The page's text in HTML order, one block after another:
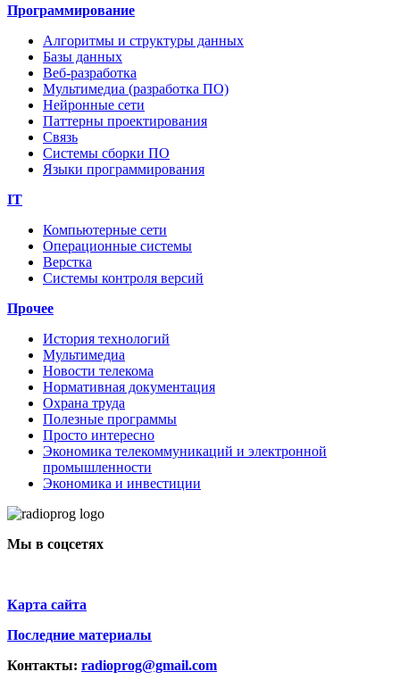
Программирование
Алгоритмы и структуры данных
Базы данных
Веб-разработка
Мультимедиа (разработка ПО)
Нейронные сети
Паттерны проектирования
Связь
Системы сборки ПО
Языки программирования
IT
Компьютерные сети
Операционные системы
Верстка
Системы контроля версий
Прочее
История технологий
Мультимедиа
Новости телекома
Нормативная документация
Охрана труда
Полезные программы
Просто интересно
Экономика телекоммуникаций и электронной
промышленности
Экономика и инвестиции
Мы в соцсетях
Карта сайта
Последние материалы
Контакты: radioprog@gmail.com